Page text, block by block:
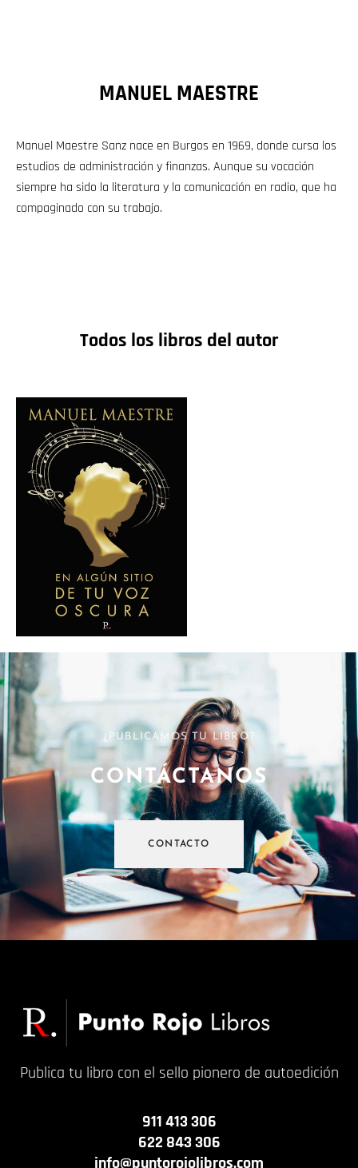
MANUEL MAESTRE
Manuel Maestre Sanz nace en Burgos en 1969, donde cursa los
estudios de administración y finanzas. Aunque su vocación
siempre ha sido la literatura y la comunicación en radio, que ha
compaginado con su trabajo.
Todos los libros del autor
¿PUBLICAMOS TU LIBRO?
CONTÁCTANOS
CONTACTO
Publica tu libro con el sello pionero de autoedición
911 413 306
622 843 306
info@puntorojolibros.com